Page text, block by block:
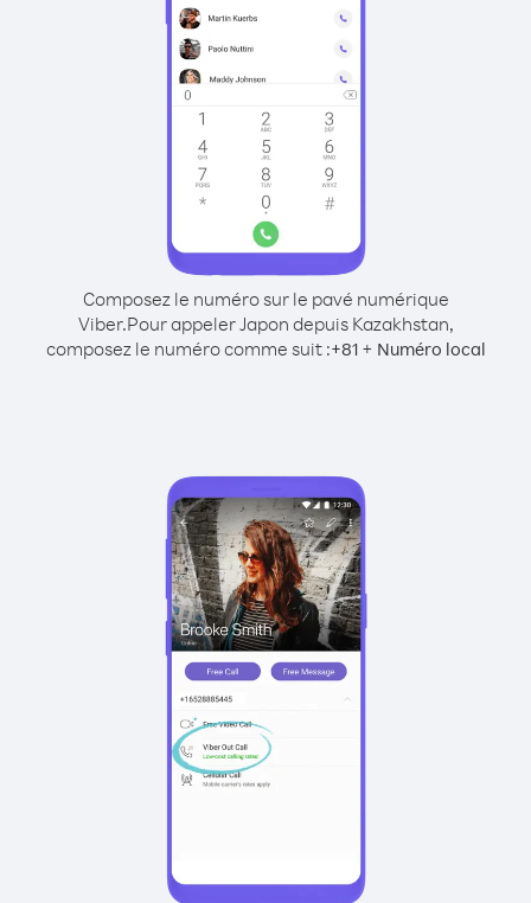
Composez le numéro sur le pavé numérique
Viber.Pour appeler Japon depuis Kazakhstan,
composez le numéro comme suit :+81+ Numéro local